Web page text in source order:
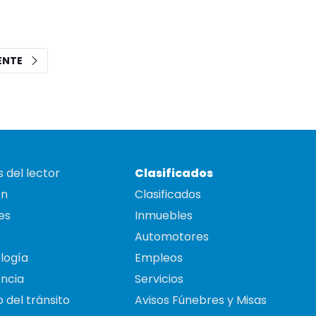
del lector
del tránsito
Clasificados
Clasificados
Inmuebles
Automotores
Empleos
Servicios
Avisos Fúnebres y Misas